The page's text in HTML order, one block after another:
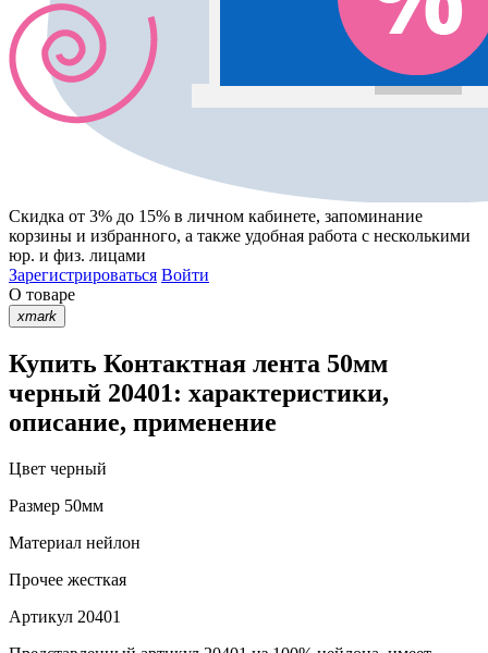
Скидка от 3% до 15% в личном кабинете, запоминание
корзины и избранного, а также удобная работа с несколькими
юр. и физ. лицами
Зарегистрироваться Войти
О товаре
xmark
Купить Контактная лента 50мм
черный 20401: характеристики,
описание, применение
Цвет черный
Размер 50мм
Материал нейлон
Прочее жесткая
Артикул 20401